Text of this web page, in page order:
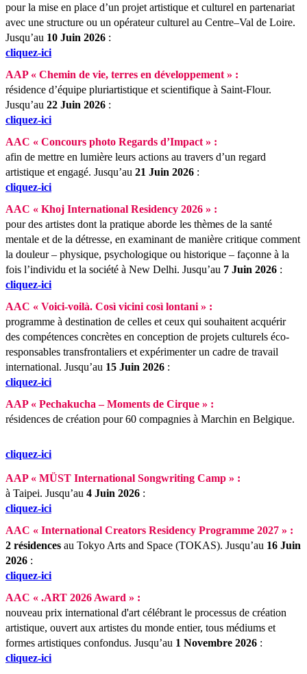
pour la mise en place d’un projet artistique et culturel en partenariat
avec une structure ou un opérateur culturel au Centre–Val de Loire.
Jusqu’au 10 Juin 2026 :
cliquez-ici
AAP « Chemin de vie, terres en développement » :
résidence d’équipe pluriartistique et scientifique à Saint-Flour.
Jusqu’au 22 Juin 2026 :
cliquez-ici
AAC « Concours photo Regards d’Impact » :
afin de mettre en lumière leurs actions au travers d’un regard
artistique et engagé. Jusqu’au 21 Juin 2026 :
cliquez-ici
AAC « Khoj International Residency 2026 » :
pour des artistes dont la pratique aborde les thèmes de la santé
mentale et de la détresse, en examinant de manière critique comment
la douleur – physique, psychologique ou historique – façonne à la
fois l’individu et la société à New Delhi. Jusqu’au 7 Juin 2026 :
cliquez-ici
AAC « Voici-voilà. Così vicini così lontani » :
programme à destination de celles et ceux qui souhaitent acquérir
des compétences concrètes en conception de projets culturels éco-
responsables transfrontaliers et expérimenter un cadre de travail
international. Jusqu’au 15 Juin 2026 :
cliquez-ici
AAP « Pechakucha – Moments de Cirque » :
résidences de création pour 60 compagnies à Marchin en Belgique.
cliquez-ici
AAP « MÜST International Songwriting Camp » :
à Taipei. Jusqu’au 4 Juin 2026 :
cliquez-ici
AAC « International Creators Residency Programme 2027 » :
2 résidences au Tokyo Arts and Space (TOKAS). Jusqu’au 16 Juin
2026 :
cliquez-ici
AAC « .ART 2026 Award » :
nouveau prix international d'art célébrant le processus de création
artistique, ouvert aux artistes du monde entier, tous médiums et
formes artistiques confondus. Jusqu’au 1 Novembre 2026 :
cliquez-ici